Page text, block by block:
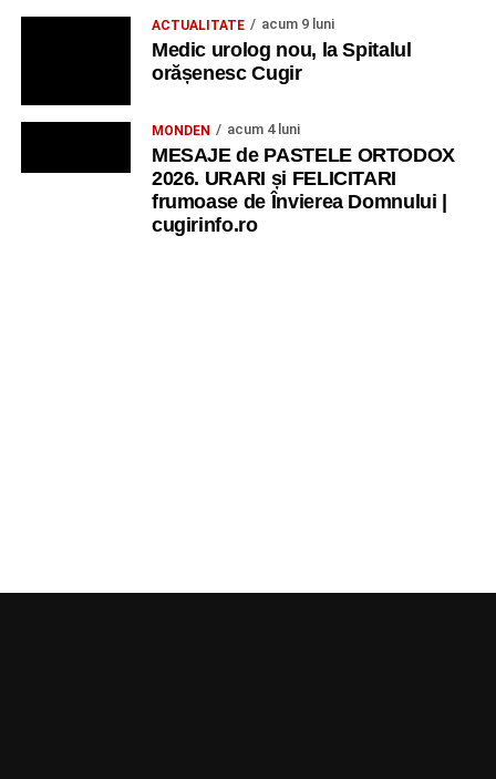
ACTUALITATE acum 9 luni
Medic urolog nou, la Spitalul
orășenesc Cugir
MONDEN acum 4 luni
MESAJE de PASTELE ORTODOX
2026. URARI și FELICITARI
frumoase de Învierea Domnului |
cugirinfo.ro